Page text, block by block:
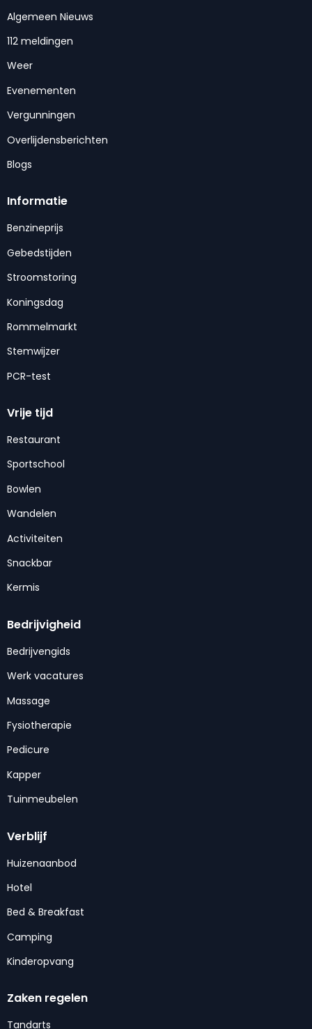
Algemeen Nieuws
112 meldingen
Weer
Evenementen
Vergunningen
Overlijdensberichten
Blogs
Informatie
Benzineprijs
Gebedstijden
Stroomstoring
Koningsdag
Rommelmarkt
Stemwijzer
PCR-test
Vrije tijd
Restaurant
Sportschool
Bowlen
Wandelen
Activiteiten
Snackbar
Kermis
Bedrijvigheid
Bedrijvengids
Werk vacatures
Massage
Fysiotherapie
Pedicure
Kapper
Tuinmeubelen
Verblijf
Huizenaanbod
Hotel
Bed & Breakfast
Camping
Kinderopvang
Zaken regelen
Tandarts